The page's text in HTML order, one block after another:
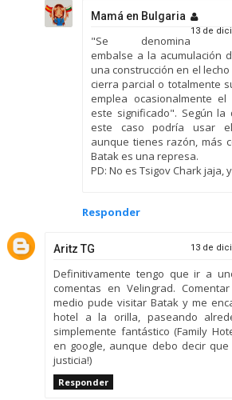
Mamá en Bulgaria
13 de
"Se denomina
embalse a la acumulación
una construcción en el
cierra parcial o totalmente
emplea ocasionalmente
este significado". Según la
este caso podría usar
aunque tienes razón, más
Batak es una represa.
PD: No es Tsigov Chark jaja,
Responder
Aritz TG 13 de
Definitivamente tengo que ir a
comentas en Velingrad.
medio pude visitar Batak y me
hotel a la orilla, paseando
simplemente fantástico (Family
en google, aunque debo decir
justicia!)
Responder